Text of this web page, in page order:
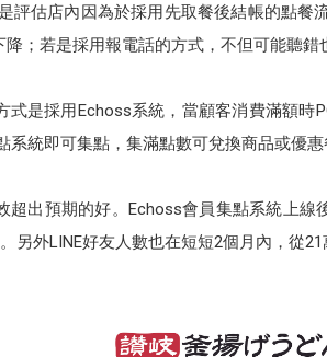
評估店內因為於採用先取餐後結帳的點餐
；若是採用報電話的方式，不但可能聽錯
式是採用Echoss系統，當顧客消費滿額時
系統即可集點，集滿點數可兌換商品或優惠
超出預期的好。Echoss會員集點系統上
另外LINE好友人數也在短短2個月內，從